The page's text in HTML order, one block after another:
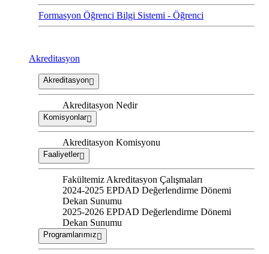
Formasyon Öğrenci Bilgi Sistemi - Öğrenci
Akreditasyon
Akreditasyon
Akreditasyon Nedir
Komisyonlar
Akreditasyon Komisyonu
Faaliyetler
Fakültemiz Akreditasyon Çalışmaları
2024-2025 EPDAD Değerlendirme Dönemi
Dekan Sunumu
2025-2026 EPDAD Değerlendirme Dönemi
Dekan Sunumu
Programlarımız